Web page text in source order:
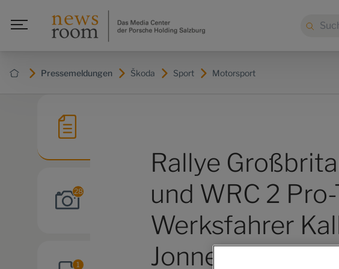
Pressemeldungen Škoda Sport Motorsport
Suche:
28
1
Rallye
und WRC 2
Werksfahrer
Jonne Halttunen